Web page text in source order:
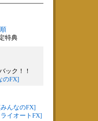
特典
ック！！
のFX]
んなのFX]
イオートFX]